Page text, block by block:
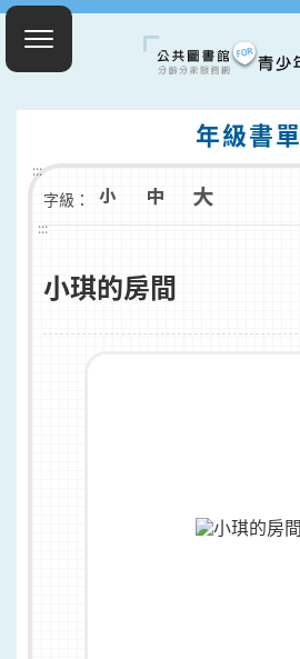
年級書單
:::
字級：
:::
小琪的房間